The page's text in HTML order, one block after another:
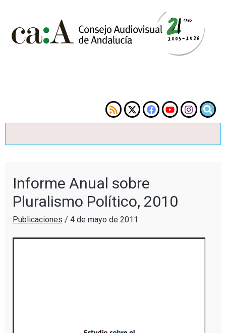
Informe Anual sobre
Pluralismo Político, 2010
Publicaciones / 4 de mayo de 2011